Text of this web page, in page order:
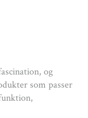
og
som passer